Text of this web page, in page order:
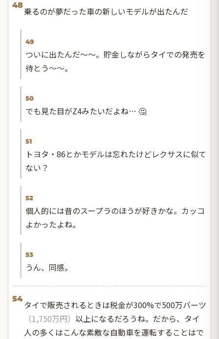
48
乗るのが夢だった車の新しいモデルが出たんだ
49
ついに出たんだ〜〜。貯金しながらタイでの発売を
待とう〜〜。
50
でも見た目がZ4みたいだよね… 🤔
51
トヨタ・86とかモデルは忘れたけどレクサスに似て
ない？
52
個人的には昔のスープラのほうが好きかな。カッコ
よかったよね。
53
うん、同感。
54
タイで販売されるときは税金が300%で500万バーツ
（1,750万円） 以上になるだろうね。だから、タイ
人の多くはこんな素敵な自動車を運転することはで